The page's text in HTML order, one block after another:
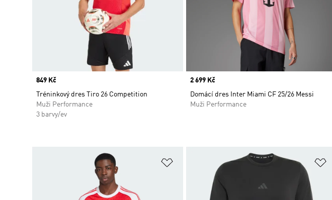
Price
849 Kč
Tréninkový dres Tiro 26 Competition
Muži Performance
3 barvy/ev
Price
2 699 Kč
Domácí dres Inter Miami CF 25/26 Messi
Muži Performance
Přidat do seznamu přání